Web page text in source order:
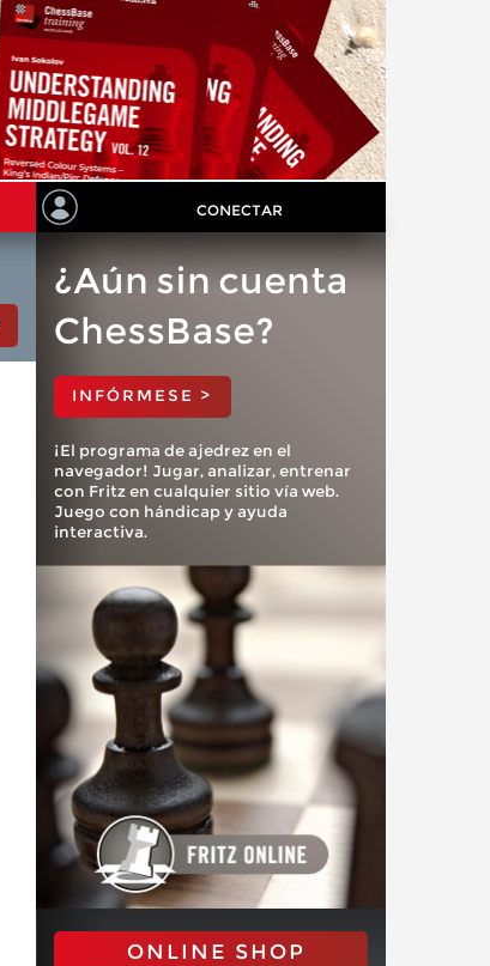
CONECTAR
¿Aún sin cuenta
ChessBase?
INFÓRMESE >
¡El programa de ajedrez en el
navegador! Jugar, analizar, entrenar
con Fritz en cualquier sitio vía web.
Juego con hándicap y ayuda
interactiva.
ONLINE SHOP